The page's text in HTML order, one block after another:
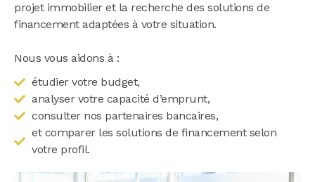
projet immobilier et la recherche des solutions de
financement adaptées à votre situation.
Nous vous aidons à :
étudier votre budget,
analyser votre capacité d’emprunt,
consulter nos partenaires bancaires,
et comparer les solutions de financement selon
votre profil.